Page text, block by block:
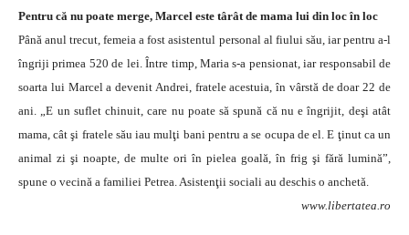
Pentru că nu poate merge, Marcel este târât de mama lui din loc în loc
Până anul trecut, femeia a fost asistentul personal al fiului său, iar pentru a-l
îngriji primea 520 de lei. Între timp, Maria s-a pensionat, iar responsabil de
soarta lui Marcel a devenit Andrei, fratele acestuia, în vârstă de doar 22 de
ani. „E un suflet chinuit, care nu poate să spună că nu e îngrijit, deşi atât
mama, cât şi fratele său iau mulţi bani pentru a se ocupa de el. E ţinut ca un
animal zi şi noapte, de multe ori în pielea goală, în frig şi fără lumină”,
spune o vecină a familiei Petrea. Asistenţii sociali au deschis o anchetă.
www.libertatea.ro